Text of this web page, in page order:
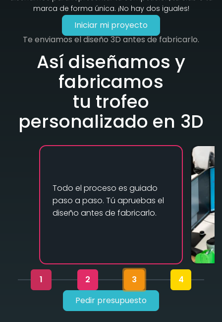
marca de forma única. ¡No hay dos iguales!
Iniciar mi proyecto
Te enviamos el diseño 3D antes de fabricarlo.
Así diseñamos y
fabricamos
tu trofeo
personalizado en 3D
Todo el proceso es guiado
paso a paso. Tú apruebas el
diseño antes de fabricarlo.
1 2 3
4
Pedir presupuesto